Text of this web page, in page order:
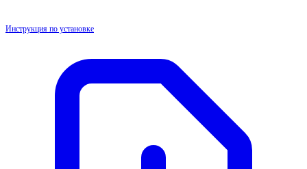
Инструкция по установке